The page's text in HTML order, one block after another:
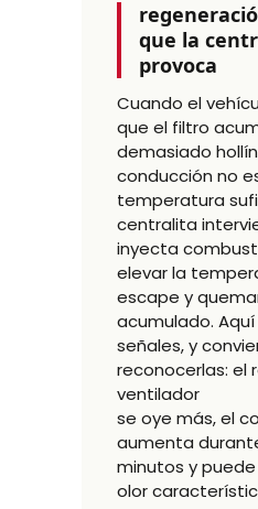
que la
provoca
Cuando el
que el filtro
demasiado
conducción no
temperatura
centralita
inyecta
elevar la
escape y
acumulado.
señales, y
reconocerlas: el
ventilador
se oye más, el
aumenta
minutos y
olor